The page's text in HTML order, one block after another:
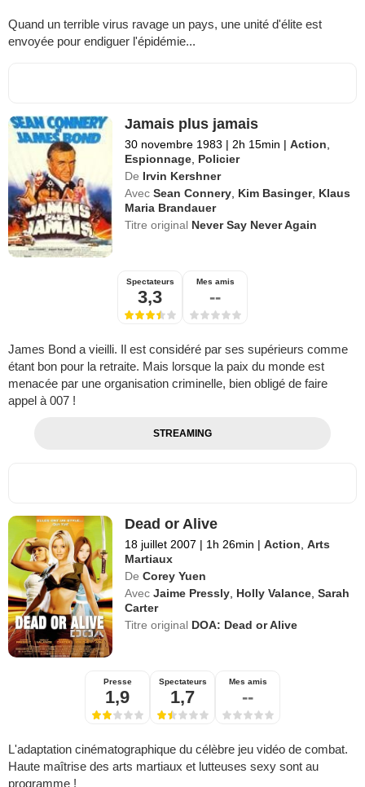
Quand un terrible virus ravage un pays, une unité d'élite est
envoyée pour endiguer l'épidémie...
Jamais plus jamais
30 novembre 1983 | 2h 15min | Action
Espionnage Policier
De Irvin Kershner
Avec Sean Connery Kim Basinger, Klaus
Maria Brandauer
Titre original Never Say Never Again
Spectateurs
3,3
Mes amis
--
James Bond a vieilli. Il est considéré par ses supérieurs comme
étant bon pour la retraite. Mais lorsque la paix du monde est
menacée par une organisation criminelle, bien obligé de faire
appel à 007 !
STREAMING
Dead or Alive
18 juillet 2007 | 1h 26min | Action ,Arts
Martiaux
De Corey Yuen
Avec Jaime Pressly Holly Valance ,Sarah
Carter
Titre original DOA: Dead or Alive
Presse
1,9
Spectateurs
1,7
Mes amis
--
L'adaptation cinématographique du célèbre jeu vidéo de combat.
Haute maîtrise des arts martiaux et lutteuses sexy sont au
programme !